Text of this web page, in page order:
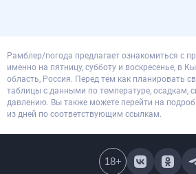
Рамблер/погода предлагает ознакомиться с
именно на пятницу, субботу и воскресенье, в
область, Россия. Перед тем как планировать
таблицы с данными по температуре, осадкам,
давлению. Вы также можете перейти на
из дней по соответствующим ссылкам.
18+